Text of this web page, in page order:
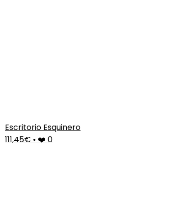
Escritorio Esquinero
111,45€ • ❤️ 0